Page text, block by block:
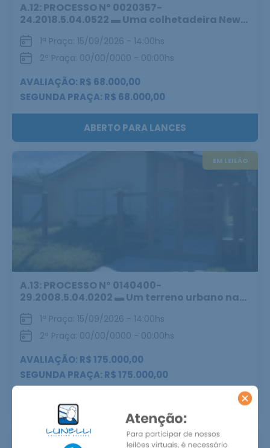
A.12: PROCESSO Nº 0020357-
24.2018.5.04.0522 ▬ Uma colhetadeira New...
1ª Praça: 15/09/2026 - 14:00hs
2ª Praça: 00/00/0000 - 00:00hs
AVALIAÇÃO: R$ 68.000,00
SEGUNDA PRAÇA: R$ 68.000,00
ABERTO PARA LANCES
EM LEILÃO
A.13: PROCESSO Nº 0140400-
29.2008.5.04.0202 ▬ Um terreno urbano na...
1ª Praça: 15/09/2026 - 14:00hs
2ª Praça: 00/00/0000 - 00:00hs
AVALIAÇÃO: R$ 175.000,00
SEGUNDA PRAÇA: R$ 175.000,00
EM LEILÃO